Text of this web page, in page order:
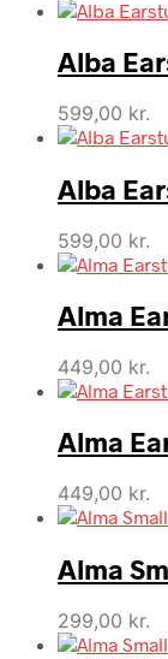
Alba
599,00 kr.
Alba
599,00 kr.
Alma
449,00 kr.
Alma
449,00 kr.
Alma
299,00 kr.